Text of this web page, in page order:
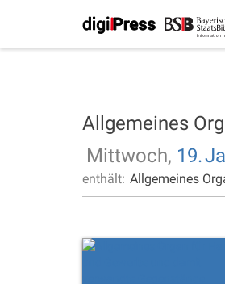
Allgemeines
Mittwoch, 19.
enthält: Allgemeines